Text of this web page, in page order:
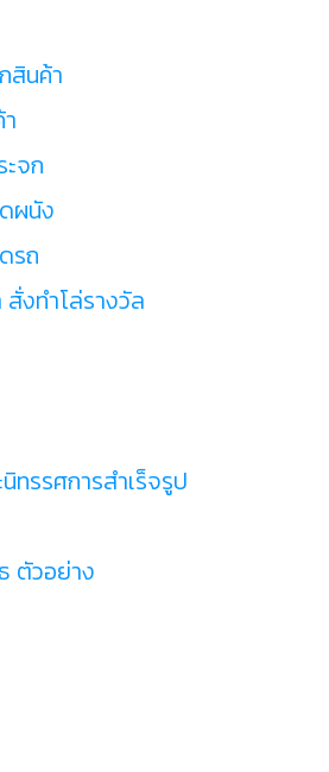
สินค้า
จก
ผนัง
รถ
งทำโล่รางวัล
รรศการสำเร็จรูป
ตัวอย่าง